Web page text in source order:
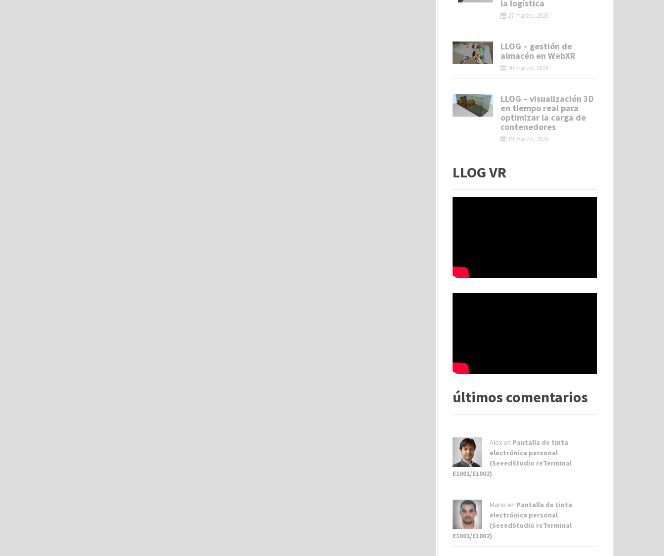
la logística
27 marzo, 2026
LLOG – gestión de
almacén en WebXR
20 marzo, 2026
LLOG – visualización 3D
en tiempo real para
optimizar la carga de
contenedores
19 marzo, 2026
LLOG VR
últimos comentarios
Alex en Pantalla de tinta
electrónica personal
(SeeedStudio reTerminal
E1001/E1002)
Mario en Pantalla de tinta
electrónica personal
(SeeedStudio reTerminal
E1001/E1002)